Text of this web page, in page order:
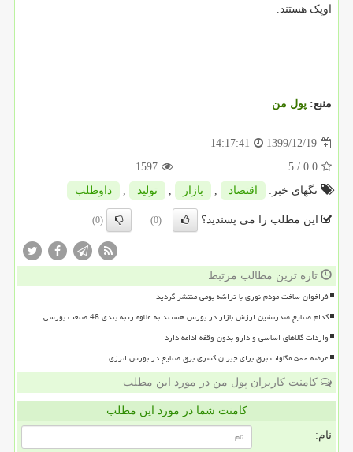
اوپک هستند.
منبع: پول من
1399/12/19
14:17:41
0.0
/ 5
1597
تگهای خبر:
اقتصاد , بازار , تولید , داوطلب
این مطلب را می پسندید؟ (0)
(0)
تازه ترین مطالب مرتبط
فراخوان ساخت مودم نوری با تراشه بومی منتشر گردید
کدام صنایع صدرنشین ارزش بازار در بورس هستند به علاوه رتبه بندی 48 صنعت بورسی
واردات کالاهای اساسی و دارو بدون وقفه ادامه دارد
عرضه ۵۰۰ مگاوات برق برای جبران کسری برق صنایع در بورس انرژی
کامنت کاربران پول من در مورد این مطلب
کامنت شما در مورد این مطلب
نام: